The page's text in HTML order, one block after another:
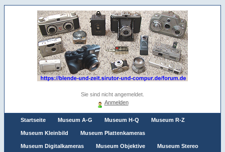
Sie sind nicht angemeldet.
Anmelden
Startseite Museum A-G Museum H-Q Museum R-Z
Museum Kleinbild Museum Plattenkameras
Museum Digitalkameras Museum Objektive Museum Stereo